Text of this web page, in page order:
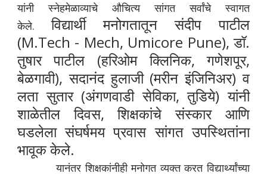
यांनी स्नेहमेळाव्याचे औचित्य सांगत सर्वांचे स्वागत
केले.विद्यार्थी मनोगतातून संदीप पाटील
(M.Tech - Mech, Umicore Pune), डॉ.
तुषार पाटील (हरिओम क्लिनिक, गणेशपूर,
बेळगावी), सदानंद हुलाजी (मरीन इंजिनिअर) व
लता सुतार (अंगणवाडी सेविका, तुडिये) यांनी
शाळेतील दिवस, शिक्षकांचे संस्कार आणि
घडलेला संघर्षमय प्रवास सांगत उपस्थितांना
भावूक केले.
यानंतर शिक्षकांनीही मनोगत व्यक्त करत विद्यार्थ्यांच्या